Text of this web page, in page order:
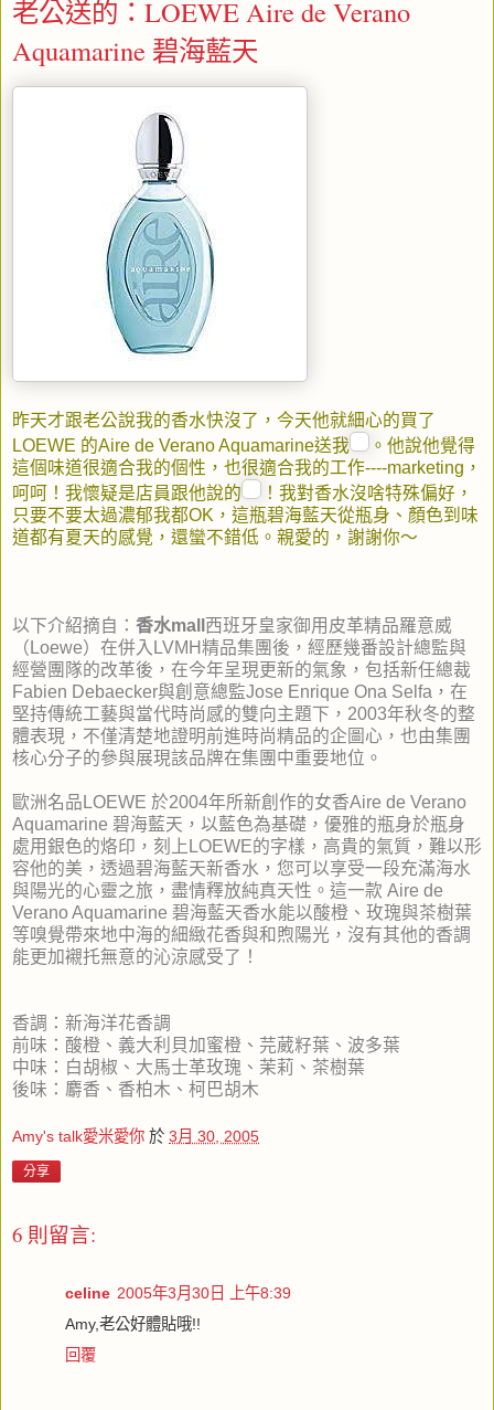
老公送的：LOEWE Aire de Verano
Aquamarine 碧海藍天
昨天才跟老公說我的香水快沒了，今天他就細心的買了
LOEWE 的Aire de Verano Aquamarine送我
。他說他覺得
這個味道很適合我的個性，也很適合我的工作----marketing，
呵呵！我懷疑是店員跟他說的
！我對香水沒啥特殊偏好，
只要不要太過濃郁我都OK，這瓶碧海藍天從瓶身、顏色到味
道都有夏天的感覺，還蠻不錯低。親愛的，謝謝你～
以下介紹摘自： 香水mall 西班牙皇家御用皮革精品羅意威
（Loewe）在併入LVMH精品集團後，經歷幾番設計總監與
經營團隊的改革後，在今年呈現更新的氣象，包括新任總裁
Fabien Debaecker與創意總監Jose Enrique Ona Selfa，在
堅持傳統工藝與當代時尚感的雙向主題下，2003年秋冬的整
體表現，不僅清楚地證明前進時尚精品的企圖心，也由集團
核心分子的參與展現該品牌在集團中重要地位。
歐洲名品LOEWE 於2004年所新創作的女香Aire de Verano
Aquamarine 碧海藍天，以藍色為基礎，優雅的瓶身於瓶身
處用銀色的烙印，刻上LOEWE的字樣，高貴的氣質，難以形
容他的美，透過碧海藍天新香水，您可以享受一段充滿海水
與陽光的心靈之旅，盡情釋放純真天性。這一款 Aire de
Verano Aquamarine 碧海藍天香水能以酸橙、玫瑰與茶樹葉
等嗅覺帶來地中海的細緻花香與和煦陽光，沒有其他的香調
能更加襯托無意的沁涼感受了！
香調：新海洋花香調
前味：酸橙、義大利貝加蜜橙、芫葳籽葉、波多葉
中味：白胡椒、大馬士革玫瑰、茉莉、茶樹葉
後味：麝香、香柏木、柯巴胡木
Amy's talk愛米愛你 於 3月 30, 2005
分享
6 則留言:
celine 2005年3月30日 上午8:39
Amy,老公好體貼哦!!
回覆